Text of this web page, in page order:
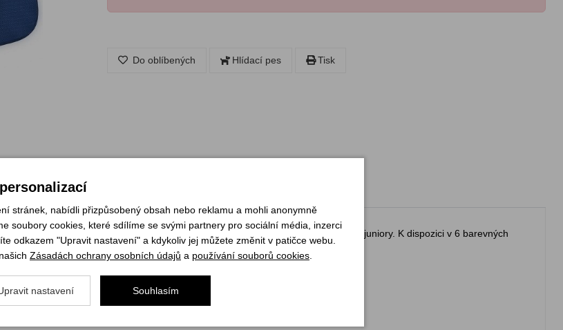
Do oblíbených Hlídací pes Tisk
potřeby a další cennosti. Praktickým členěním toaletní taštička uspokojí nejen juniory. K dispozici v 6 barevných
stránek, nabídli přizpůsobený obsah nebo reklamu a mohli anonymně
soubory cookies, které sdílíme se svými partnery pro sociální média, inzerci
odkazem "Upravit nastavení" a kdykoliv jej můžete změnit v patičce webu.
Zásadách ochrany osobních údajů a používání souborů cookies
nastavení Souhlasím